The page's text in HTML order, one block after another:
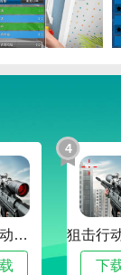
成挑战获得额
游戏。默认
往前方的房
图标可以使
进行清理。
狙击行动代号猎鹰
4
下